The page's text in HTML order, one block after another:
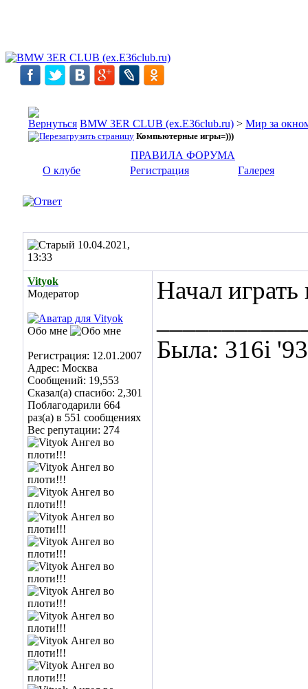
BMW 3ER CLUB (ex.E36club.ru) > Мир за
Компьютерные игры=)))
ПРАВИЛА ФОРУМА
О клубе
Регистрация Галерея
10.04.2021,
13:33
Vityok
Модератор
Обо мне
Регистрация: 12.01.2007
Адрес: Москва
Сообщений: 19,553
Сказал(а) спасибо: 2,301
Поблагодарили 664
раз(а) в 551 сообщениях
Вес репутации: 274
Начал
Была: 316i